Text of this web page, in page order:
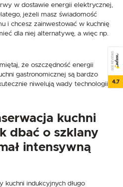
w dostawie energii elektrycznej,
jeżeli masz świadomość
i chcesz zainwestować w kuchnię
dla niej alternatywę, a więc np.
że oszczędność energii
gastronomicznej są bardzo
niwelują wady technologii
kuchni
dbać o szklany
intensywną
kuchni indukcyjnych długo
SEE REVIEWS
4.7